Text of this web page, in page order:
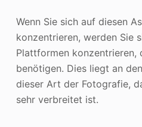
Wenn Sie sich auf diesen
konzentrieren, werden Sie
Plattformen konzentrieren,
benötigen. Dies liegt an
dieser Art der Fotografie,
sehr verbreitet ist.